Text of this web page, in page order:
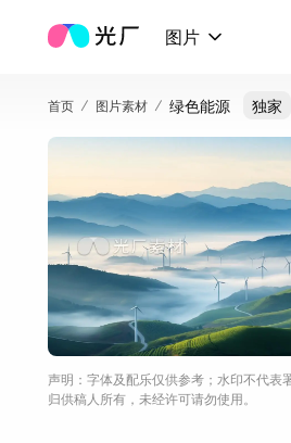
图片
首页 图片素材 绿色能源 独家
声明：字体及配乐仅供参考；水印不代表
归供稿人所有，未经许可请勿使用。